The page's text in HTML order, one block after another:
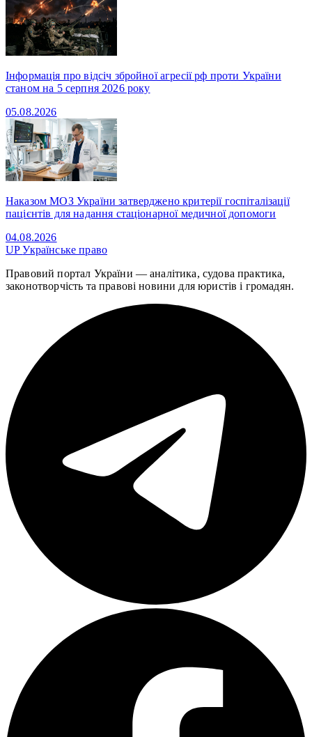
Інформація про відсіч збройної агресії рф проти України
станом на 5 серпня 2026 року
05.08.2026
Наказом МОЗ України затверджено критерії госпіталізації
пацієнтів для надання стаціонарної медичної допомоги
04.08.2026
UPУкраїнське право
Правовий портал України — аналітика, судова практика,
законотворчість та правові новини для юристів і громадян.